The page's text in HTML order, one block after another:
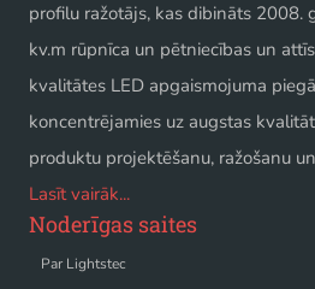
profilu ražotājs, kas dibināts 2008.
kv.m rūpnīca un pētniecības un
kvalitātes LED apgaismojuma
koncentrējamies uz augstas
produktu projektēšanu, ražošanu
Lasīt vairāk...
Noderīgas saites
Par Lightstec